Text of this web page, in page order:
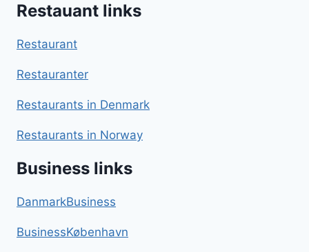
Restauant links
Restaurant
Restauranter
Restaurants in Denmark
Restaurants in Norway
Business links
DanmarkBusiness
BusinessKøbenhavn